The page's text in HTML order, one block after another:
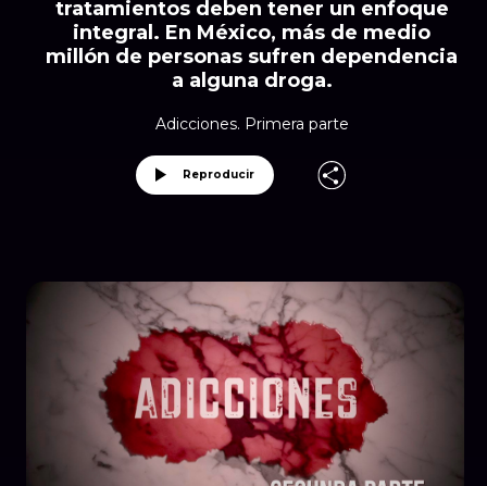
tratamientos deben tener un enfoque
integral. En México, más de medio
millón de personas sufren dependencia
a alguna droga.
Adicciones. Primera parte
Reproducir